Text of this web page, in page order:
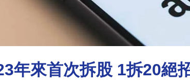
年來首次拆股 1拆20絕